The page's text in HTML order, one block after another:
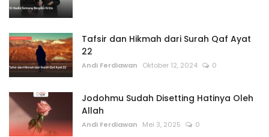
Tafsir dan Hikmah dari Surah Qaf Ayat
22
Andi Ferdiawan Oktober 12, 2024 0
Jodohmu Sudah Disetting Hatinya Oleh
Allah
Andi Ferdiawan Mei 3, 2025 0